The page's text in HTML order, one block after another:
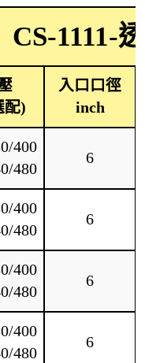
CS-1111-
配)
入口口徑
inch
400
480
6
400
480
6
400
480
6
400
480
6